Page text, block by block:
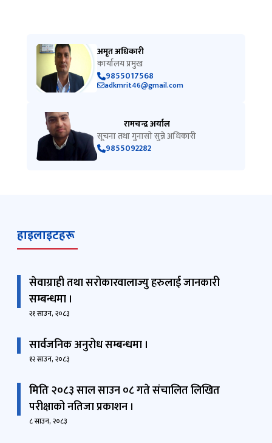
अमृत अधिकारी
कार्यालय प्रमुख
9855017568
adkmrit46@gmail.com
रामचन्द्र अर्याल
सूचना तथा गुनासो सुन्ने अधिकारी
9855092282
हाइलाइटहरू
सेवाग्राही तथा सरोकारवालाज्यु हरुलाई जानकारी
सम्बन्धमा ।
२१ साउन, २०८३
सार्वजनिक अनुरोध सम्बन्धमा ।
१२ साउन, २०८३
मिति २०८३ साल साउन ०८ गते संचालित लिखित
परीक्षाको नतिजा प्रकाशन ।
८ साउन, २०८३